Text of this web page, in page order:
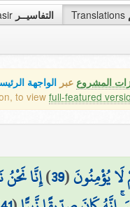
التفاسيــر Translations
المشروع عبر الواجهة
to view full-featured
يُؤْمِنُونَ(
39
)إِنَّا